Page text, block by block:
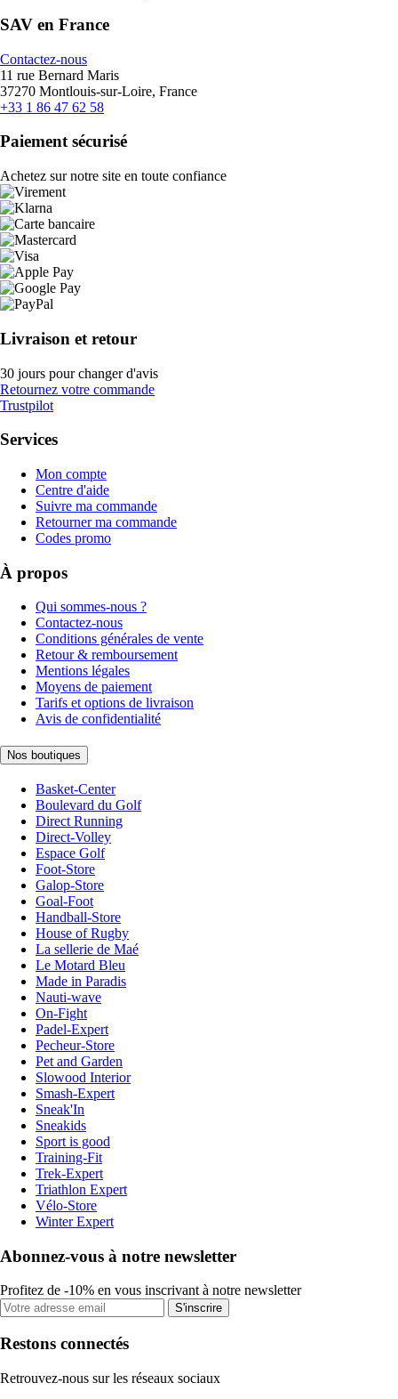
SAV en France
Contactez-nous
11 rue Bernard Maris
37270 Montlouis-sur-Loire, France
+33 1 86 47 62 58
Paiement sécurisé
Achetez sur notre site en toute confiance
Livraison et retour
30 jours pour changer d'avis
Retournez votre commande
Trustpilot
Services
Mon compte
Centre d'aide
Suivre ma commande
Retourner ma commande
Codes promo
À propos
Qui sommes-nous ?
Contactez-nous
Conditions générales de vente
Retour & remboursement
Mentions légales
Moyens de paiement
Tarifs et options de livraison
Avis de confidentialité
Nos boutiques
Basket-Center
Boulevard du Golf
Direct Running
Direct-Volley
Espace Golf
Foot-Store
Galop-Store
Goal-Foot
Handball-Store
House of Rugby
La sellerie de Maé
Le Motard Bleu
Made in Paradis
Nauti-wave
On-Fight
Padel-Expert
Pecheur-Store
Pet and Garden
Slowood Interior
Smash-Expert
Sneak'In
Sneakids
Sport is good
Training-Fit
Trek-Expert
Triathlon Expert
Vélo-Store
Winter Expert
Abonnez-vous à notre newsletter
Profitez de -10% en vous inscrivant à notre newsletter
S'inscrire
Restons connectés
Retrouvez-nous sur les réseaux sociaux